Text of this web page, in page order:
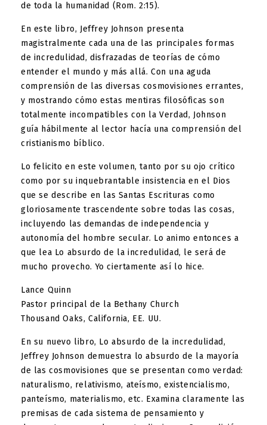
de toda la humanidad (Rom. 2:15).
En este libro, Jeffrey Johnson presenta
magistralmente cada una de las principales formas
de incredulidad, disfrazadas de teorías de cómo
entender el mundo y más allá. Con una aguda
comprensión de las diversas cosmovisiones errantes,
y mostrando cómo estas mentiras filosóficas son
totalmente incompatibles con la Verdad, Johnson
guía hábilmente al lector hacía una comprensión del
cristianismo bíblico.
Lo felicito en este volumen, tanto por su ojo crítico
como por su inquebrantable insistencia en el Dios
que se describe en las Santas Escrituras como
gloriosamente trascendente sobre todas las cosas,
incluyendo las demandas de independencia y
autonomía del hombre secular. Lo animo entonces a
que lea Lo absurdo de la incredulidad, le será de
mucho provecho. Yo ciertamente así lo hice.
Lance Quinn
Pastor principal de la Bethany Church
Thousand Oaks, California, EE. UU.
En su nuevo libro, Lo absurdo de la incredulidad,
Jeffrey Johnson demuestra lo absurdo de la mayoría
de las cosmovisiones que se presentan como verdad:
naturalismo, relativismo, ateísmo, existencialismo,
panteísmo, materialismo, etc. Examina claramente las
premisas de cada sistema de pensamiento y